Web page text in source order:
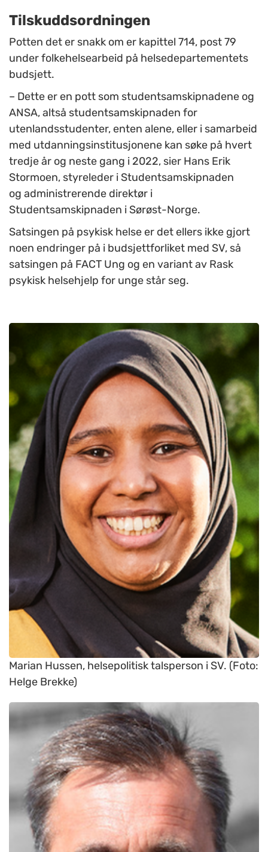
Tilskuddsordningen
Potten det er snakk om er kapittel 714, post 79
under folkehelsearbeid på helsedepartementets
budsjett.
– Dette er en pott som studentsamskipnadene og
ANSA, altså studentsamskipnaden for
utenlandsstudenter, enten alene, eller i samarbeid
med utdanningsinstitusjonene kan søke på hvert
tredje år og neste gang i 2022, sier Hans Erik
Stormoen, styreleder i Studentsamskipnaden
og administrerende direktør i
Studentsamskipnaden i Sørøst-Norge.
Satsingen på psykisk helse er det ellers ikke gjort
noen endringer på i budsjettforliket med SV, så
satsingen på FACT Ung og en variant av Rask
psykisk helsehjelp for unge står seg.
Marian Hussen, helsepolitisk talsperson i SV. (Foto:
Helge Brekke)